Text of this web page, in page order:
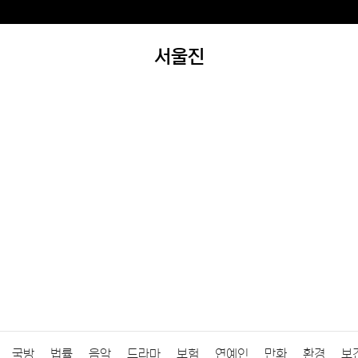
서울진
국방 법률 음악 드라마 보험 연예인 만화 환경 보